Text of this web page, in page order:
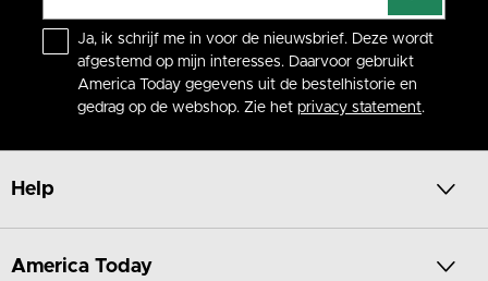
Ja, ik schrijf me in voor de nieuwsbrief. Deze wordt
afgestemd op mijn interesses. Daarvoor gebruikt
America Today gegevens uit de bestelhistorie en
gedrag op de webshop. Zie het privacy statement.
Help
America Today